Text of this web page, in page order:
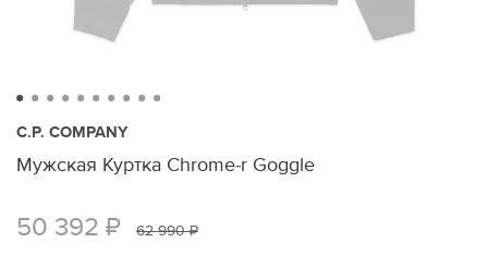
C.P. COMPANY
Мужская Куртка Chrome-r Goggle
50 392 ₽ 62 990 ₽